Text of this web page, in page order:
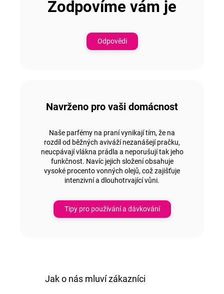
Zodpovíme vám je
Odpovědi
Navrženo pro vaši domácnost
Naše parfémy na pranívynikají tím, že na
rozdíl od běžných aviváží nezanášejí pračku,
neucpávají vlákna prádla a neporušují tak jeho
funkčnost. Navíc jejich složeníobsahuje
vysoké procento vonných olejů, což zajišťuje
intenzivní a dlouhotrvající vůni.
Tipy pro používání a dávkování